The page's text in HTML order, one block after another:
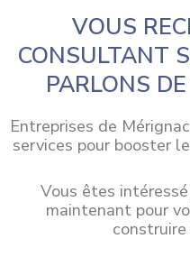
VOUS
CONSULTANT
PARLONS
Entreprises de
services pour booster
Vous êtes
maintenant pour